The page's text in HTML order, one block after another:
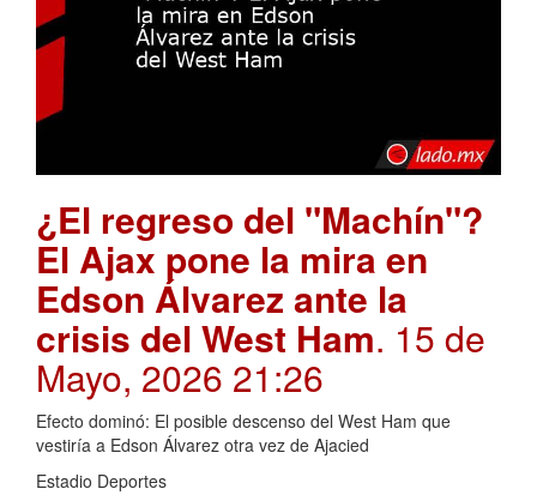
¿El regreso del "Machín"?
El Ajax pone la mira en
Edson Álvarez ante la
crisis del West Ham. 15 de
Mayo, 2026 21:26
Efecto dominó: El posible descenso del West Ham que
vestiría a Edson Álvarez otra vez de Ajacied
Estadio Deportes